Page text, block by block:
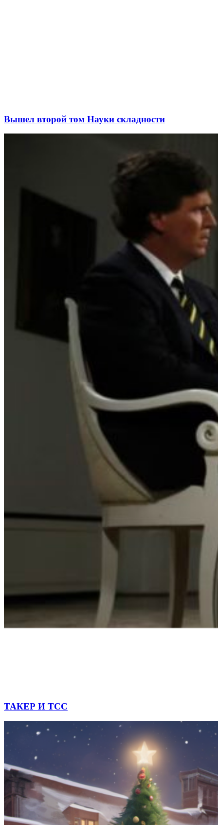
Вышел второй том Науки складности
ТАКЕР И ТСС